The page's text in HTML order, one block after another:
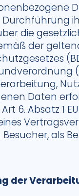
Durchführung
die
der
Daten
Art 6. Absatz 1
als
der